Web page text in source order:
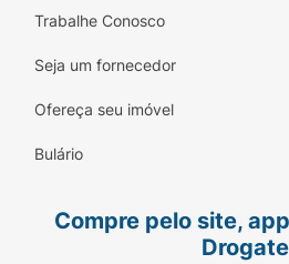
durabilidade ao brinquedo.
Design Funcional:
do animal.
Cor Vibrante:
gramados ou dentro de
Produto
Trabalhe Conosco
Seja um fornecedor
Ofereça seu imóvel
Bulário
Compre pelo site,